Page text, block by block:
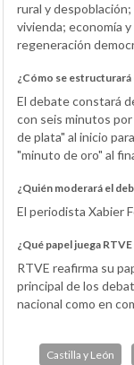
rural y
vivienda; economía
regeneración
¿Cómo se
El debate constará
con seis minutos
de plata" al inicio
"minuto de oro" al
¿Quién moderará el
El periodista Xabier
¿Qué papel juega
RTVE reafirma su
principal de los
nacional como en
Castilla y León